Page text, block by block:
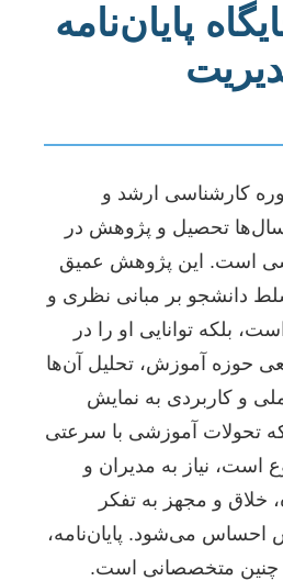
پایان‌نامه
دوره کارشناسی ارشد و
تحصیل و پژوهش در
است. این پژوهش عمیق
دانشجو بر مبانی نظری و
بلکه توانایی او را در
حوزه آموزش، تحلیل آن‌ها
و کاربردی به نمایش
تحولات آموزشی با سرعتی
است، نیاز به مدیران و
خلاق و مجهز به تفکر
می‌شود. پایان‌نامه،
چنین متخصصانی است.